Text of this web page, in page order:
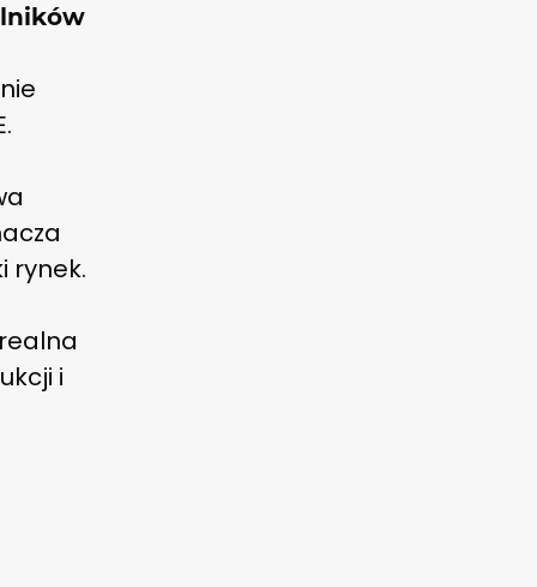
rynek.
i